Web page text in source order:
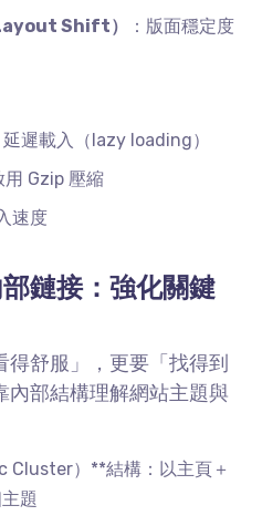
Shift） ：版面穩定度
遲載入（ lazy loading）
Gzip 壓縮
速度
鏈接：強化關鍵
舒服」，更要「找得到
內部結構理解網站主題與
Cluster） **結構：以主頁＋
題